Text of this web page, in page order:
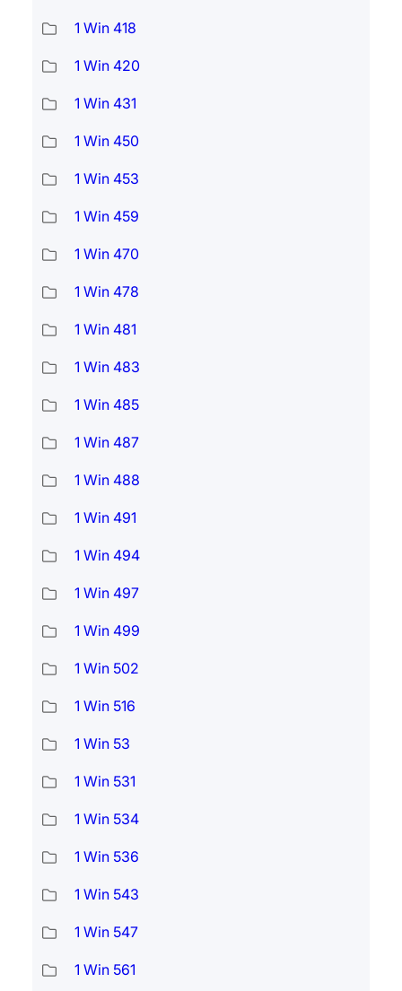
1 Win 418
1 Win 420
1 Win 431
1 Win 450
1 Win 453
1 Win 459
1 Win 470
1 Win 478
1 Win 481
1 Win 483
1 Win 485
1 Win 487
1 Win 488
1 Win 491
1 Win 494
1 Win 497
1 Win 499
1 Win 502
1 Win 516
1 Win 53
1 Win 531
1 Win 534
1 Win 536
1 Win 543
1 Win 547
1 Win 561